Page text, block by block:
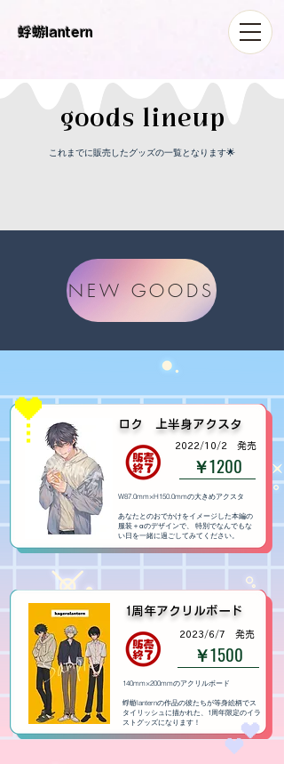
​蜉蝣lantern
​goods lineup
​これまでに販売したグッズの一覧となります🌟
NEW GOODS
W87.0mm×H150.0mmの大きめアクスタ
あなたとのおでかけをイメージした本編の
服装＋αのデザインで、 特別でなんでもな
い日を一緒に過ごしてみてください。
​2022/10/2 発売
​ロク 上半身アクスタ
￥1200
​2023/6/7 発売
​1周年アクリルボード
￥1500
140mm×200mmのアクリルボード
蜉蝣lanternの作品の彼たちが等身絵柄でス
タイリッシュに描かれた、1周年限定のイラ
ストグッズになります！